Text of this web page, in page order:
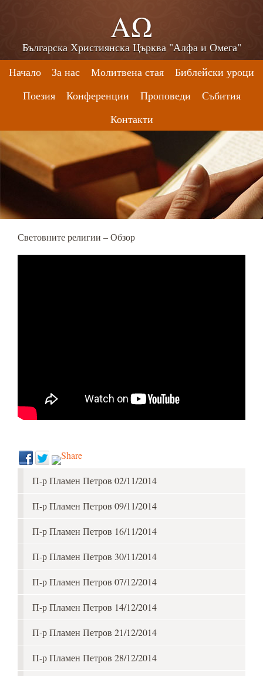
ΑΩ
Българска Християнска Църква "Алфа и Омега"
Начало
За нас Молитвена стая
Библейски уроци
Поезия
Конференции Проповеди
Събития
Контакти
Световните религии – Обзор
П-р Пламен Петров 02/11/2014
П-р Пламен Петров 09/11/2014
П-р Пламен Петров 16/11/2014
П-р Пламен Петров 30/11/2014
П-р Пламен Петров 07/12/2014
П-р Пламен Петров 14/12/2014
П-р Пламен Петров 21/12/2014
П-р Пламен Петров 28/12/2014